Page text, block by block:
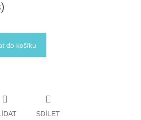
do košíku
SDÍLET